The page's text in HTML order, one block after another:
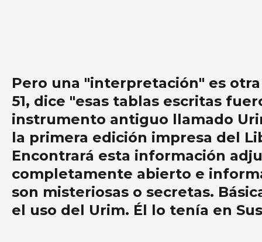
Pero una "interpretación" es
51, dice "esas tablas escritas
instrumento antiguo llamado
la primera edición impresa del
Encontrará esta información
completamente abierto e
son misteriosas o secretas.
el uso del Urim. Él lo tenía en